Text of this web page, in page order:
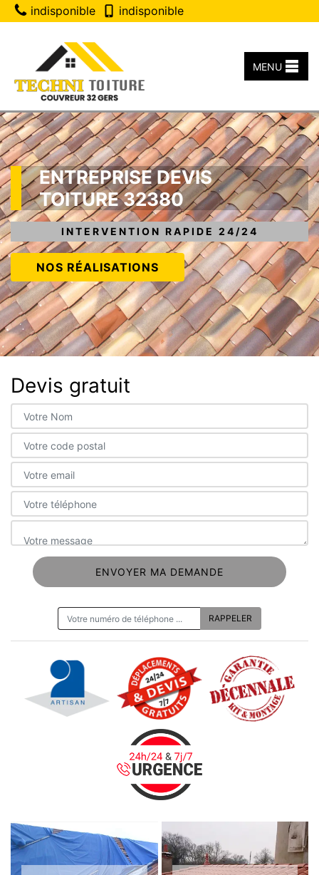
indisponible indisponible
MENU
ENTREPRISE DEVIS
TOITURE 32380
INTERVENTION RAPIDE 24/24
NOS RÉALISATIONS
Devis gratuit